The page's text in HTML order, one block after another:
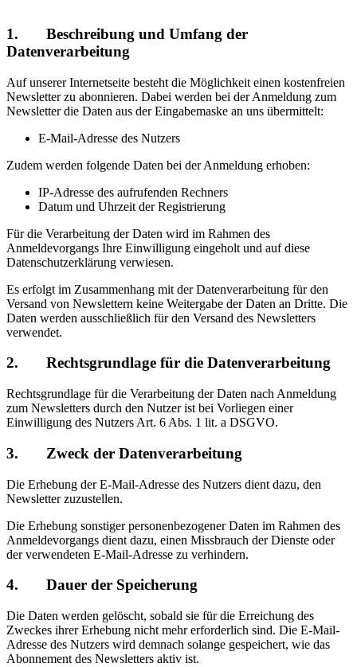
1. Beschreibung und Umfang der
Datenverarbeitung
Auf unserer Internetseite besteht die Möglichkeit einen kostenfreien
Newsletter zu abonnieren. Dabei werden bei der Anmeldung zum
Newsletter die Daten aus der Eingabemaske an uns übermittelt:
E-Mail-Adresse des Nutzers
Zudem werden folgende Daten bei der Anmeldung erhoben:
IP-Adresse des aufrufenden Rechners
Datum und Uhrzeit der Registrierung
Für die Verarbeitung der Daten wird im Rahmen des
Anmeldevorgangs Ihre Einwilligung eingeholt und auf diese
Datenschutzerklärung verwiesen.
Es erfolgt im Zusammenhang mit der Datenverarbeitung für den
Versand von Newslettern keine Weitergabe der Daten an Dritte. Die
Daten werden ausschließlich für den Versand des Newsletters
verwendet.
2. Rechtsgrundlage für die Datenverarbeitung
Rechtsgrundlage für die Verarbeitung der Daten nach Anmeldung
zum Newsletters durch den Nutzer ist bei Vorliegen einer
Einwilligung des Nutzers Art. 6 Abs. 1 lit. a DSGVO.
3. Zweck der Datenverarbeitung
Die Erhebung der E-Mail-Adresse des Nutzers dient dazu, den
Newsletter zuzustellen.
Die Erhebung sonstiger personenbezogener Daten im Rahmen des
Anmeldevorgangs dient dazu, einen Missbrauch der Dienste oder
der verwendeten E-Mail-Adresse zu verhindern.
4. Dauer der Speicherung
Die Daten werden gelöscht, sobald sie für die Erreichung des
Zweckes ihrer Erhebung nicht mehr erforderlich sind. Die E-Mail-
Adresse des Nutzers wird demnach solange gespeichert, wie das
Abonnement des Newsletters aktiv ist.